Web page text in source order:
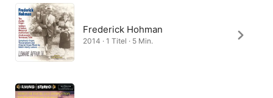
Frederick Hohman
2014 · 1 Titel · 5 Min.